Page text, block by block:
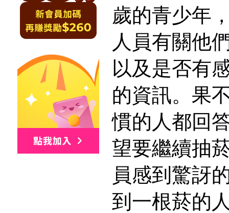
歲的青少年
人員有關他
以及是否有
的資訊。果
慣的人都回
望要繼續抽
員感到驚訝
到一根菸的